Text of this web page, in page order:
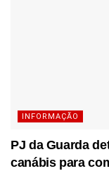
INFORMAÇÃO
PJ da Guarda
canábis para